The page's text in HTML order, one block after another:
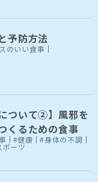
予防方法
のいい食事
ついて②】風邪を
くるための食事
#健康 #身体の不調
ポーツ